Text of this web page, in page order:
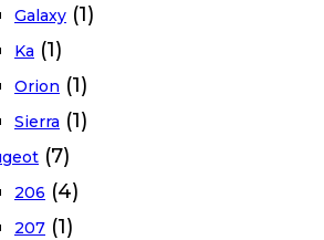
Galaxy (1)
Ka (1)
Orion (1)
Sierra (1)
(7)
206 (4)
207 (1)